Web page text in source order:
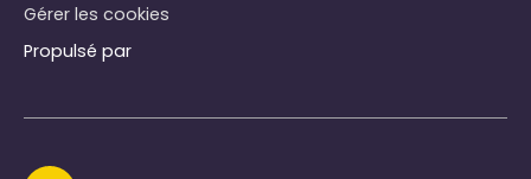
Gérer les cookies
Propulsé par